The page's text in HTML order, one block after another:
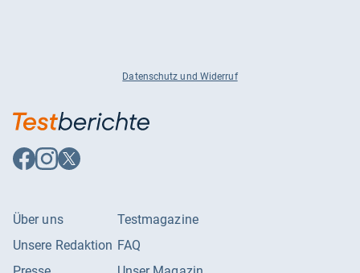
Datenschutz und Widerruf
Auf
Facebook
Auf
Instagram
Auf
X
Über uns
Unsere Redaktion
Testmagazine
FAQ